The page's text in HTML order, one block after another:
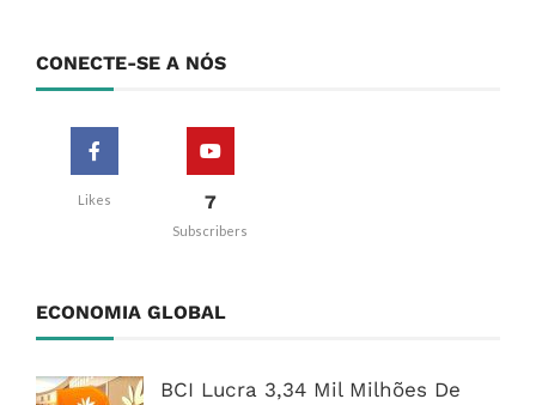
CONECTE-SE A NÓS
Likes 7
Subscribers
ECONOMIA GLOBAL
BCI Lucra 3,34 Mil Milhões De